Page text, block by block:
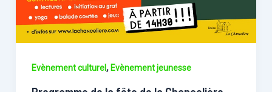
Evènement culturel,Evènement jeunesse